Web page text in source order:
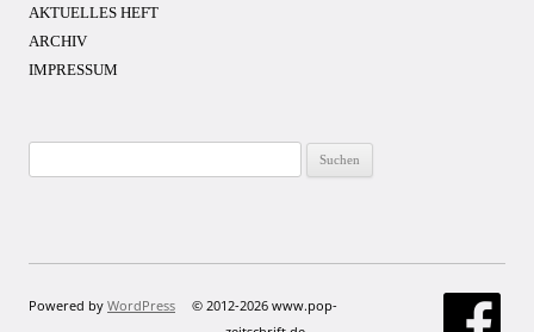
AKTUELLES HEFT
ARCHIV
IMPRESSUM
nach:
Powered by WordPress
© 2012-2026 www.pop-